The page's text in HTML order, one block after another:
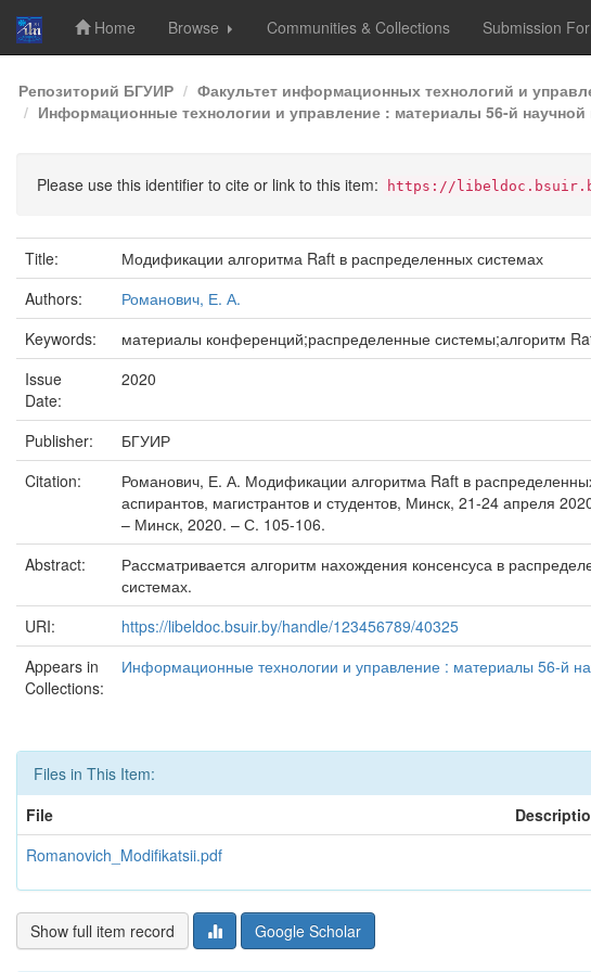
Skip
navigation
Home Browse Communities & Collections Submission
Репозиторий БГУИР Факультет информационных технологий и
Информационные технологии и управление : материалы 56-й
Please use this identifier to cite or link to this item: https://
Title:
Модификации алгоритма Raft в распределенных системах
Authors:
Романович, Е. А.
Keywords:
материалы конференций;распределенные системы;алгоритм
Issue
Date:
2020
Publisher:
БГУИР
Citation:
Романович, Е. А. Модификации алгоритма Raft в
аспирантов, магистрантов и студентов, Минск, 21-24 апреля
– Минск, 2020. – С. 105-106.
Abstract:
Рассматривается алгоритм нахождения консенсуса в
системах.
URI:
https://libeldoc.bsuir.by/handle/123456789/40325
Appears in
Collections:
Информационные технологии и управление : материалы 56-й
Files in This Item:
File
Romanovich_Modifikatsii.pdf
Show full item record Google Scholar